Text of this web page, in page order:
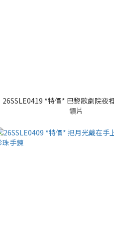
26SSLE0419 *特價* 巴黎歌劇院夜
領片